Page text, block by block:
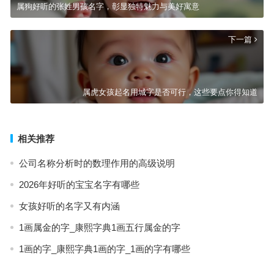
属狗好听的张姓男孩名字，彰显独特魅力与美好寓意
下一篇
属虎女孩起名用城字是否可行，这些要点你得知道
相关推荐
公司名称分析时的数理作用的高级说明
2026年好听的宝宝名字有哪些
女孩好听的名字又有内涵
1画属金的字_康熙字典1画五行属金的字
1画的字_康熙字典1画的字_1画的字有哪些